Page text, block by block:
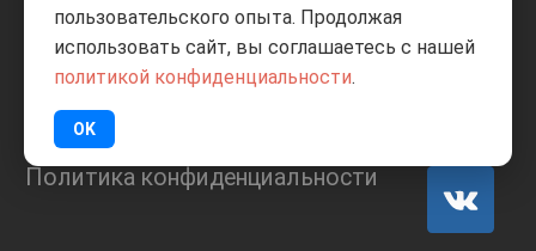
+7 8332205-805 ВВЕРХ
ИП Баранов А.С. 2026
Политика конфиденциальности
пользовательского опыта. Продолжая
использовать сайт, вы соглашаетесь с нашей
политикой конфиденциальности.
OK